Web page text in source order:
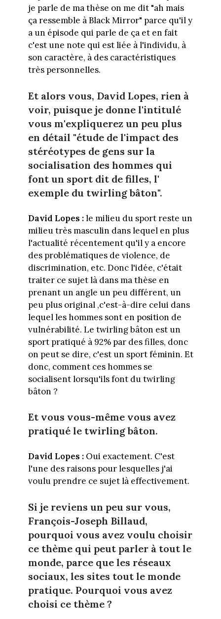
je parle de ma thèse on me dit "ah mais
ça ressemble à Black Mirror" parce qu'il y
a un épisode qui parle de ça et en fait
c'est une note qui est liée à l'individu, à
son caractère, à des caractéristiques
très personnelles.
Et alors vous, David Lopes, rien à
voir, puisque je donne l'intitulé
vous m'expliquerez un peu plus
en détail "étude de l'impact des
stéréotypes de gens sur la
socialisation des hommes qui
font un sport dit de filles, l'
exemple du twirling bâton".
David Lopes :le milieu du sport reste un
milieu très masculin dans lequel en plus
l'actualité récentement qu'il y a encore
des problématiques de violence, de
discrimination, etc. Donc l'idée, c'était
traiter ce sujet là dans ma thèse en
prenant un angle un peu différent, un
peu plus original ,c'est-à-dire celui dans
lequel les hommes sont en position de
vulnérabilité. Le twirling bâton est un
sport pratiqué à 92% par des filles, donc
on peut se dire, c'est un sport féminin. Et
donc, comment ces hommes se
socialisent lorsqu'ils font du twirling
bâton ?
Et vous vous-même vous avez
pratiqué le twirling bâton.
David Lopes :Oui exactement. C'est
l'une des raisons pour lesquelles j'ai
voulu prendre ce sujet là effectivement.
Si je reviens un peu sur vous,
François-Joseph Billaud,
pourquoi vous avez voulu choisir
ce thème qui peut parler à tout le
monde, parce que les réseaux
sociaux, les sites tout le monde
pratique. Pourquoi vous avez
choisi ce thème ?